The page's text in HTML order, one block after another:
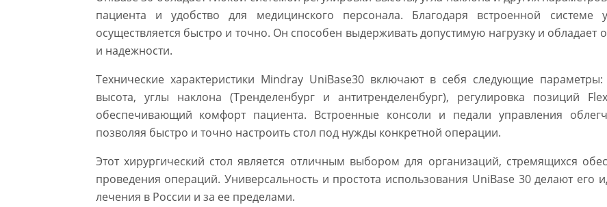
пациента и удобство для медицинского персонала. Благодаря встроенной системе
осуществляется быстро и точно. Он способен выдерживать допустимую нагрузку и
и надежности.
Технические характеристики Mindray UniBase30 включают в себя следующие
высота, углы наклона (Тренделенбург и антитренделенбург), регулировка позиций
обеспечивающий комфорт пациента. Встроенные консоли и педали управления
позволяя быстро и точно настроить стол под нужды конкретной операции.
Этот хирургический стол является отличным выбором для организаций, стремящихся
проведения операций. Универсальность и простота использования UniBase 30 делают
лечения в России и за ее пределами.